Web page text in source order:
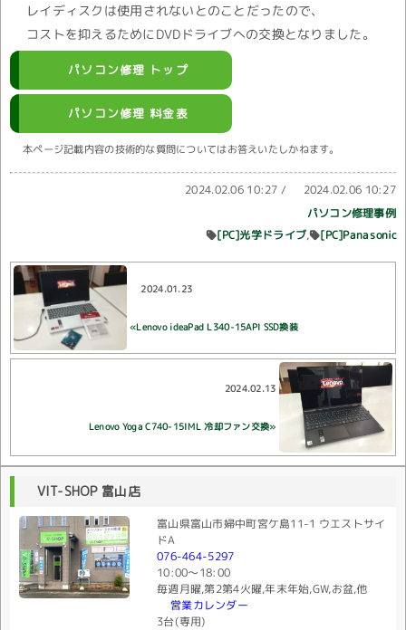
レイディスクは使用されないとのことだったので、
コストを抑えるためにDVDドライブへの交換となりました。
パソコン修理 トップ
パソコン修理 料金表
本ページ記載内容の技術的な質問についてはお答えいたしかねます。
2024.02.06 10:27 / 2024.02.06 10:27
パソコン修理事例
[PC]光学ドライブ [PC]Panasonic
2024.01.23
«Lenovo ideaPad L340-15API SSD換装
2024.02.13
Lenovo Yoga C740-15IML 冷却ファン交換»
VIT-SHOP 富山店
富山県富山市婦中町宮ケ島11-1 ウエストサイ
ドA
076-464-5297
10:00〜18:00
毎週月曜,第2第4火曜,年末年始,GW,お盆,他
営業カレンダー
3台(専用)